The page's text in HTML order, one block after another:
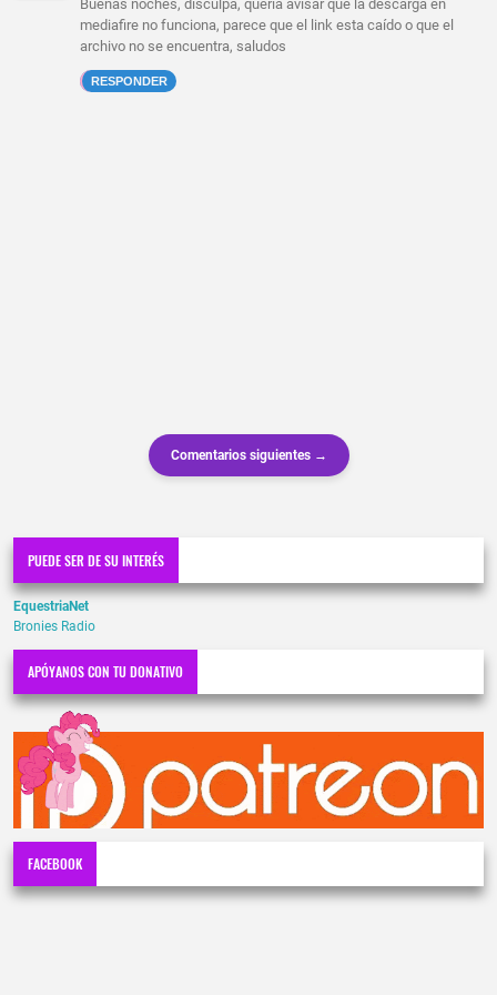
Buenas noches, disculpa, quería avisar que la descarga en
mediafire no funciona, parece que el link esta caído o que el
archivo no se encuentra, saludos
RESPONDER
Comentarios siguientes →
PUEDE SER DE SU INTERÉS
EquestriaNet
Bronies Radio
APÓYANOS CON TU DONATIVO
FACEBOOK